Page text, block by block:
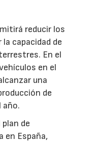
reducir los
capacidad de
En el
en el
una
de
año.
de
en España,